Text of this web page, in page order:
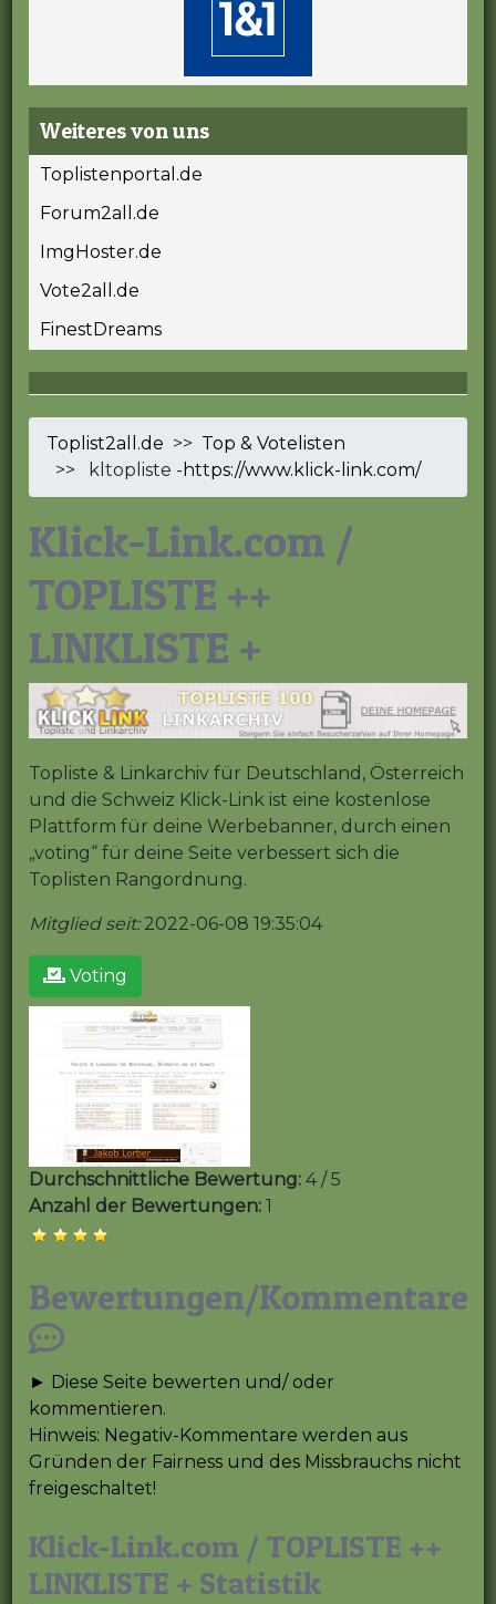
Weiteres von uns
Toplistenportal.de
Forum2all.de
ImgHoster.de
Vote2all.de
FinestDreams
Toplist2all.de >> Top & Votelisten
>> kltopliste - https://www.klick-link.com/
Klick-Link.com /
TOPLISTE ++
LINKLISTE +
Topliste & Linkarchiv für Deutschland, Österreich
und die Schweiz Klick-Link ist eine kostenlose
Plattform für deine Werbebanner, durch einen
„voting“ für deine Seite verbessert sich die
Toplisten Rangordnung.
Mitglied seit:2022-06-08 19:35:04
Voting
Durchschnittliche Bewertung: 4 / 5
Anzahl der Bewertungen: 1
Bewertungen/Kommentare
► Diese Seite bewerten und/ oder
kommentieren.
Hinweis: Negativ-Kommentare werden aus
Gründen der Fairness und des Missbrauchs nicht
freigeschaltet!
Klick-Link.com / TOPLISTE ++
LINKLISTE + Statistik